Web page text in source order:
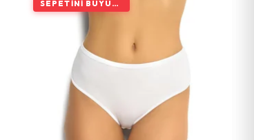
SEPETINI BÜYÜT, İNDIRIMI ARTIR